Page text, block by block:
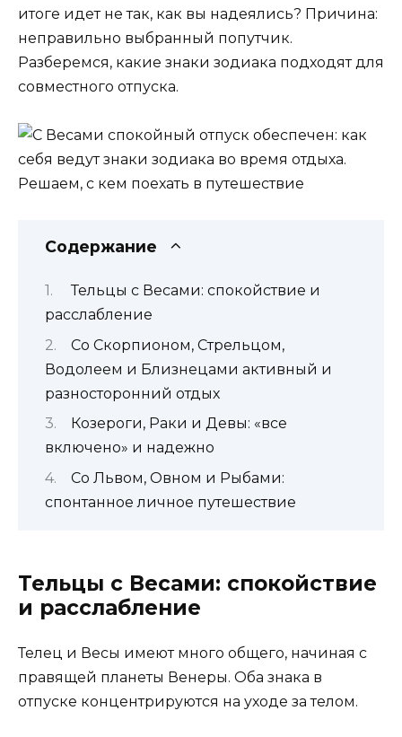
итоге идет не так, как вы надеялись? Причина:
неправильно выбранный попутчик.
Разберемся, какие знаки зодиака подходят для
совместного отпуска.
Содержание
Тельцы с Весами: спокойствие и
расслабление
Со Скорпионом, Стрельцом,
Водолеем и Близнецами активный и
разносторонний отдых
Козероги, Раки и Девы: «все
включено» и надежно
Со Львом, Овном и Рыбами:
спонтанное личное путешествие
Тельцы с Весами: спокойствие
и расслабление
Телец и Весы имеют много общего, начиная с
правящей планеты Венеры. Оба знака в
отпуске концентрируются на уходе за телом.